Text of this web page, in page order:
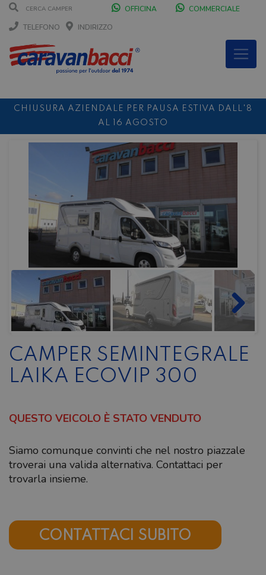
OFFICINA
COMMERCIALE
TELEFONO
INDIRIZZO
CHIUSURA AZIENDALE PER PAUSA ESTIVA DALL'8
AL 16 AGOSTO
DURANTE IL MESE DI AGOSTO SIAMO CHIUSI IL
SABATO POMERIGGIO
NOLEGGIO ENTRO IL 31.08
NOLEGGI DI SETTEMBRE
CAMPER SEMINTEGRALE
LAIKA ECOVIP 300
QUESTO VEICOLO È STATO VENDUTO
Siamo comunque convinti che nel nostro piazzale
troverai una valida alternativa. Contattaci per
trovarla insieme.
CONTATTACI SUBITO